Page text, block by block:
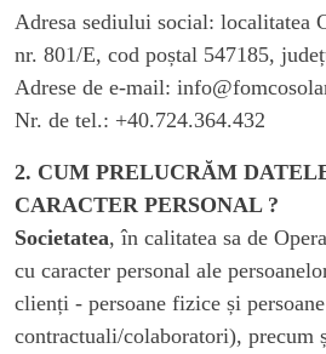
Adresa sediului social: localitatea
nr. 801/E, cod poștal 547185,
Adrese de e-mail:
Nr. de tel.: +40.724.364.432
2. CUM PRELUCRĂM
CARACTER PERSONAL ?
Societatea, în calitatea sa de
cu caracter personal ale
clienți - persoane fizice și
contractuali/colaboratori), precum